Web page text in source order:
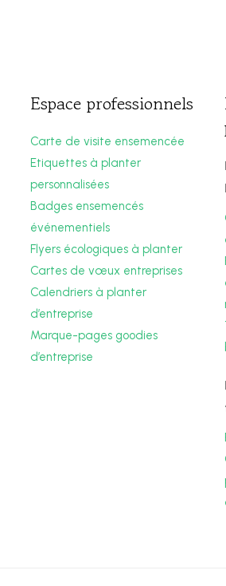
Espace professionnels
Carte de visite ensemencée
Etiquettes à planter
personnalisées
Badges ensemencés
événementiels
Flyers écologiques à planter
Cartes de vœux entreprises
Calendriers à planter
d’entreprise
Marque-pages goodies
d’entreprise